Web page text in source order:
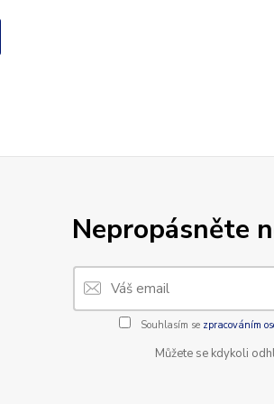
Nepropásněte
Souhlasím se zpracováním
Můžete se kdykoli